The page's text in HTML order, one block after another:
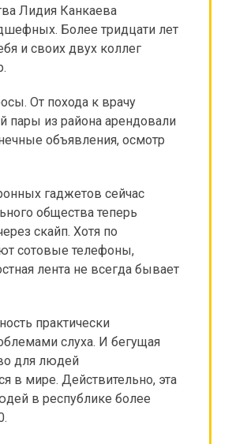
Лидия Канкаева
Более тридцати лет
и своих двух коллег
От похода к врачу
пары из района арендовали
объявления, осмотр
гаджетов сейчас
общества теперь
скайп. Хотя по
сотовые телефоны,
лента не всегда бывает
практически
слуха. И бегущая
для людей
в мире. Действительно, эта
в республике более